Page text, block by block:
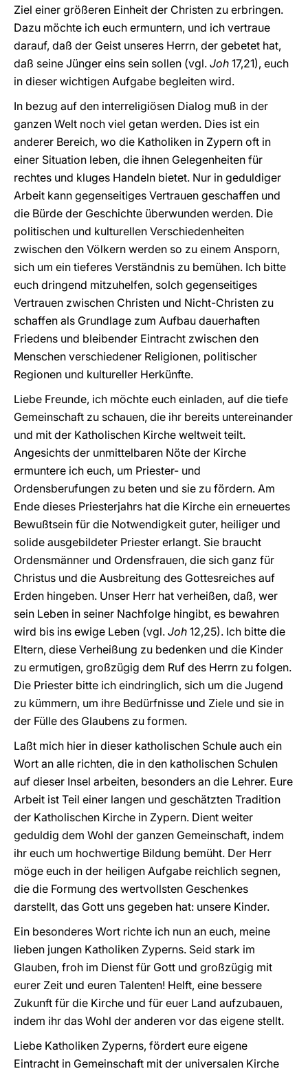
Ziel einer größeren Einheit der Christen zu erbringen.
Dazu möchte ich euch ermuntern, und ich vertraue
darauf, daß der Geist unseres Herrn, der gebetet hat,
daß seine Jünger eins sein sollen (vgl. Joh 17,21), euch
in dieser wichtigen Aufgabe begleiten wird.
In bezug auf den interreligiösen Dialog muß in der
ganzen Welt noch viel getan werden. Dies ist ein
anderer Bereich, wo die Katholiken in Zypern oft in
einer Situation leben, die ihnen Gelegenheiten für
rechtes und kluges Handeln bietet. Nur in geduldiger
Arbeit kann gegenseitiges Vertrauen geschaffen und
die Bürde der Geschichte überwunden werden. Die
politischen und kulturellen Verschiedenheiten
zwischen den Völkern werden so zu einem Ansporn,
sich um ein tieferes Verständnis zu bemühen. Ich bitte
euch dringend mitzuhelfen, solch gegenseitiges
Vertrauen zwischen Christen und Nicht-Christen zu
schaffen als Grundlage zum Aufbau dauerhaften
Friedens und bleibender Eintracht zwischen den
Menschen verschiedener Religionen, politischer
Regionen und kultureller Herkünfte.
Liebe Freunde, ich möchte euch einladen, auf die tiefe
Gemeinschaft zu schauen, die ihr bereits untereinander
und mit der Katholischen Kirche weltweit teilt.
Angesichts der unmittelbaren Nöte der Kirche
ermuntere ich euch, um Priester- und
Ordensberufungen zu beten und sie zu fördern. Am
Ende dieses Priesterjahrs hat die Kirche ein erneuertes
Bewußtsein für die Notwendigkeit guter, heiliger und
solide ausgebildeter Priester erlangt. Sie braucht
Ordensmänner und Ordensfrauen, die sich ganz für
Christus und die Ausbreitung des Gottesreiches auf
Erden hingeben. Unser Herr hat verheißen, daß, wer
sein Leben in seiner Nachfolge hingibt, es bewahren
wird bis ins ewige Leben (vgl. Joh 12,25). Ich bitte die
Eltern, diese Verheißung zu bedenken und die Kinder
zu ermutigen, großzügig dem Ruf des Herrn zu folgen.
Die Priester bitte ich eindringlich, sich um die Jugend
zu kümmern, um ihre Bedürfnisse und Ziele und sie in
der Fülle des Glaubens zu formen.
Laßt mich hier in dieser katholischen Schule auch ein
Wort an alle richten, die in den katholischen Schulen
auf dieser Insel arbeiten, besonders an die Lehrer. Eure
Arbeit ist Teil einer langen und geschätzten Tradition
der Katholischen Kirche in Zypern. Dient weiter
geduldig dem Wohl der ganzen Gemeinschaft, indem
ihr euch um hochwertige Bildung bemüht. Der Herr
möge euch in der heiligen Aufgabe reichlich segnen,
die die Formung des wertvollsten Geschenkes
darstellt, das Gott uns gegeben hat: unsere Kinder.
Ein besonderes Wort richte ich nun an euch, meine
lieben jungen Katholiken Zyperns. Seid stark im
Glauben, froh im Dienst für Gott und großzügig mit
eurer Zeit und euren Talenten! Helft, eine bessere
Zukunft für die Kirche und für euer Land aufzubauen,
indem ihr das Wohl der anderen vor das eigene stellt.
Liebe Katholiken Zyperns, fördert eure eigene
Eintracht in Gemeinschaft mit der universalen Kirche